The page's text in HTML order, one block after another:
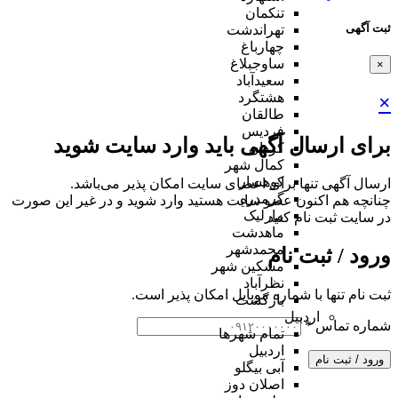
ثبت آگهی
×
×
برای ارسال آگهی باید وارد سایت شوید
ارسال آگهی تنها برای اعضای سایت امکان پذیر می‌باشد.
چنانچه هم‌ اکنون عضو سایت هستید وارد شوید و در غیر این صورت
در سایت ثبت نام کنید
ورود / ثبت نام
ثبت نام تنها با شماره موبایل امکان پذیر است.
شماره تماس*
ورود / ثبت نام
تنکمان
تهراندشت
چهارباغ
ساوجبلاغ
سعیدآباد
هشتگرد
طالقان
فردیس
کردان
کمال شهر
کوهسار
گرمدره
مارلیک
ماهدشت
محمدشهر
مشکین شهر
نظرآباد
بازگشت
اردبیل
تمام شهر‌ها
اردبیل
آبی بیگلو
اصلان دوز